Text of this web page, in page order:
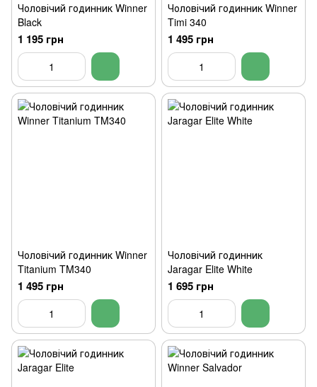
Чоловічий годинник Winner
Black
1 195 грн
Чоловічий годинник Winner
Timi 340
1 495 грн
Чоловічий годинник Winner
Titanium TM340
1 495 грн
Чоловічий годинник
Jaragar Elite White
1 695 грн